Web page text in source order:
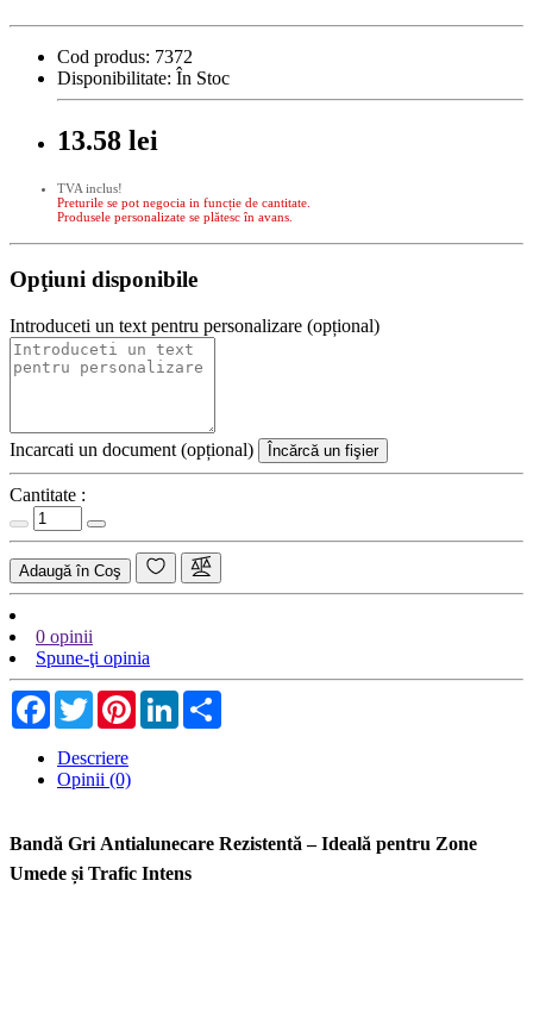
Cod produs: 7372
Disponibilitate: În Stoc
13.58 lei
TVA inclus!
Preturile se pot negocia in funcție de cantitate.
Produsele personalizate se plătesc în avans.
Opţiuni disponibile
Introduceti un text pentru personalizare (opțional)
Incarcati un document (opțional) Încărcă un fişier
Cantitate :
Adaugă în Coş
0 opinii
Spune-ţi opinia
Facebook
TwitterPinterestLinkedIn
Descriere
Opinii (0)
Bandă Gri Antialunecare Rezistentă – Ideală pentru Zone
Umede și Trafic Intens